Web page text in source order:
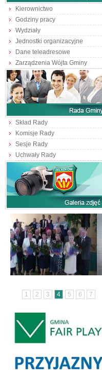
Kierownictwo
Godziny pracy
Wydziały
Jednostki organizacyjne
Dane teleadresowe
Zarządzenia Wójta Gminy
Skład Rady
Komisje Rady
Sesje Rady
Uchwały Rady
1 2 3 4 5 6 7